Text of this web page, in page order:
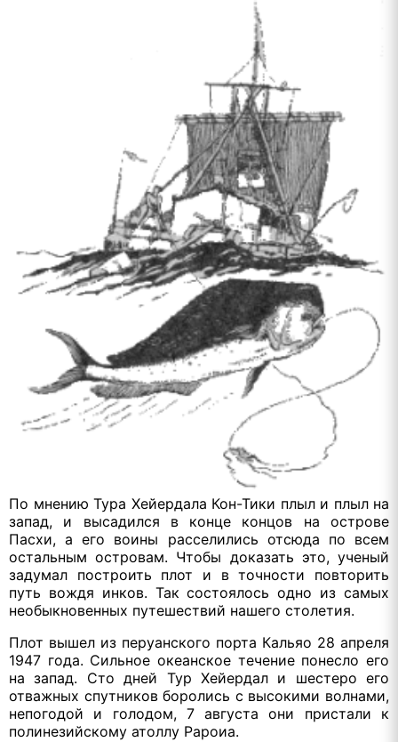
По мнению Тура Хейердала Кон-Тики плыл и плыл на
запад, и высадился в конце концов на острове
Пасхи, а его воины расселились отсюда по всем
остальным островам. Чтобы доказать это, ученый
задумал построить плот и в точности повторить
путь вождя инков. Так состоялось одно из самых
необыкновенных путешествий нашего столетия.
Плот вышел из перуанского порта Кальяо 28 апреля
1947 года. Сильное океанское течение понесло его
на запад. Сто дней Тур Хейердал и шестеро его
отважных спутников боролись с высокими волнами,
непогодой и голодом, 7 августа они пристали к
полинезийскому атоллу Рароиа.